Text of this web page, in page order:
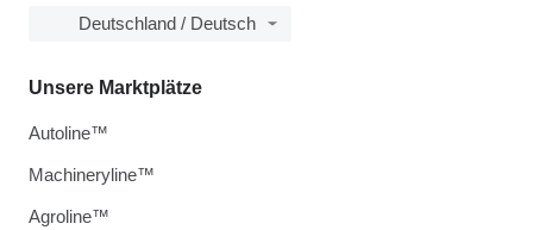
Deutschland / Deutsch
Unsere Marktplätze
Autoline™
Machineryline™
Agroline™